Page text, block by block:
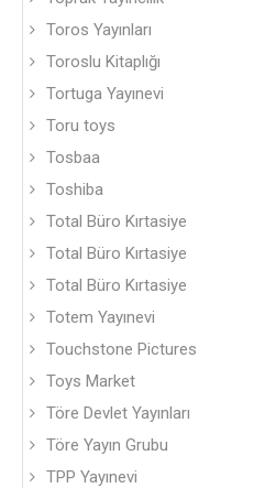
Toros Yayınları
Toroslu Kitaplığı
Tortuga Yayınevi
Toru toys
Tosbaa
Toshiba
Total Büro Kırtasiye
Total Büro Kırtasiye
Total Büro Kırtasiye
Totem Yayınevi
Touchstone Pictures
Toys Market
Töre Devlet Yayınları
Töre Yayın Grubu
TPP Yayınevi